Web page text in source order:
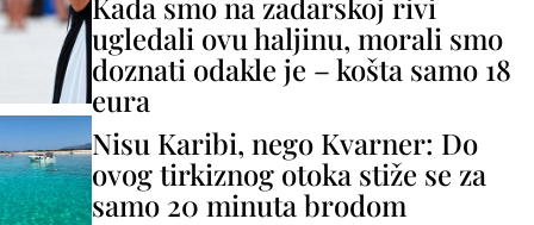
ugledali ovu haljinu, morali smo
doznati odakle je – košta samo 18
eura
Nisu Karibi, nego Kvarner: Do
ovog tirkiznog otoka stiže se za
samo 20 minuta brodom